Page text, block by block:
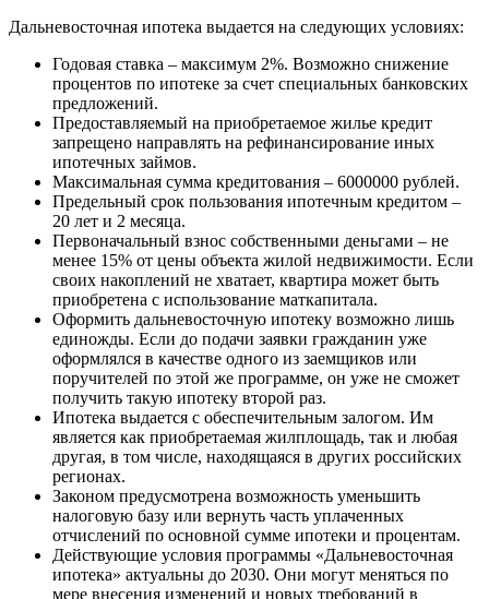
Дальневосточная ипотека выдается на следующих условиях:
Годовая ставка – максимум 2%. Возможно снижение
процентов по ипотеке за счет специальных банковских
предложений.
Предоставляемый на приобретаемое жилье кредит
запрещено направлять на рефинансирование иных
ипотечных займов.
Максимальная сумма кредитования – 6000000 рублей.
Предельный срок пользования ипотечным кредитом –
20 лет и 2 месяца.
Первоначальный взнос собственными деньгами – не
менее 15% от цены объекта жилой недвижимости. Если
своих накоплений не хватает, квартира может быть
приобретена с использование маткапитала.
Оформить дальневосточную ипотеку возможно лишь
единожды. Если до подачи заявки гражданин уже
оформлялся в качестве одного из заемщиков или
поручителей по этой же программе, он уже не сможет
получить такую ипотеку второй раз.
Ипотека выдается с обеспечительным залогом. Им
является как приобретаемая жилплощадь, так и любая
другая, в том числе, находящаяся в других российских
регионах.
Законом предусмотрена возможность уменьшить
налоговую базу или вернуть часть уплаченных
отчислений по основной сумме ипотеки и процентам.
Действующие условия программы «Дальневосточная
ипотека» актуальны до 2030. Они могут меняться по
мере внесения изменений и новых требований в